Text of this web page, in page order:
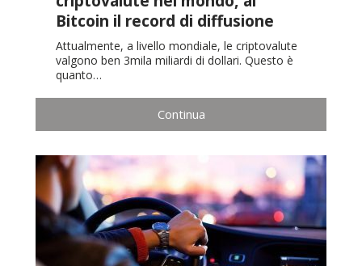
Bitcoin il record di diffusione
Attualmente, a livello mondiale, le criptovalute
valgono ben 3mila miliardi di dollari. Questo è
quanto…
Continua